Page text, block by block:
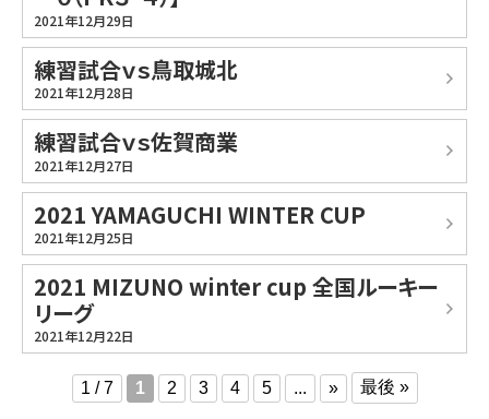
2021年12月29日
練習試合ｖｓ鳥取城北
2021年12月28日
練習試合ｖｓ佐賀商業
2021年12月27日
2021 YAMAGUCHI WINTER CUP
2021年12月25日
2021 MIZUNO winter cup 全国ルーキー
リーグ
2021年12月22日
1 / 7 1 2 3 4 5 ... » 最後 »